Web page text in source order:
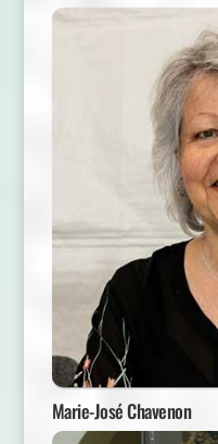
Marie-José Chavenon